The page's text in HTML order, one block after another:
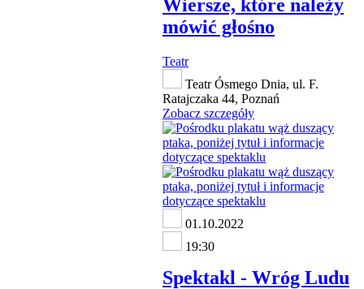
Wiersze, które należy
mówić głośno
Teatr
Teatr Ósmego Dnia, ul. F.
Ratajczaka 44, Poznań
Zobacz szczegóły
01.10.2022
19:30
Spektakl - Wróg Ludu